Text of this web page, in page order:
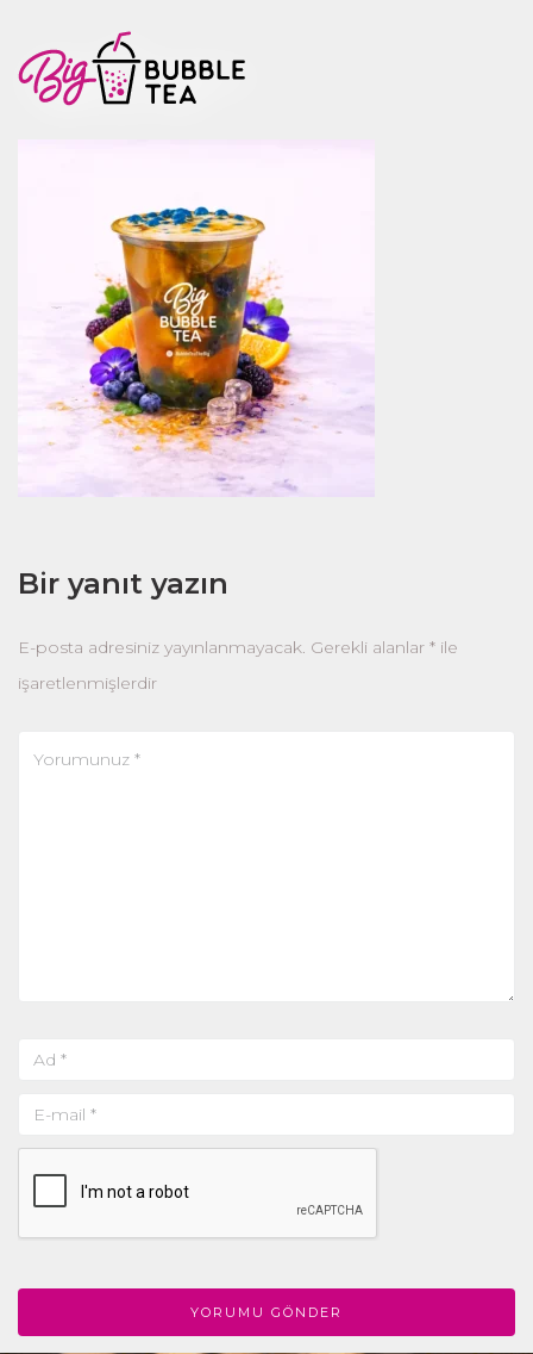
Bir yanıt yazın
E-posta adresiniz yayınlanmayacak. Gerekli alanlar * ile
işaretlenmişlerdir